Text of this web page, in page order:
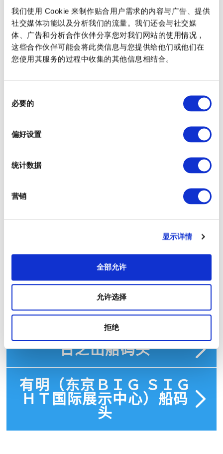
我们使用 Cookie 来制作贴合用户需求的内容与广告、提供
社交媒体功能以及分析我们的流量。我们还会与社交媒
体、广告和分析合作伙伴分享您对我们网站的使用情况，
这些合作伙伴可能会将此类信息与您提供给他们或他们在
您使用其服务的过程中收集的其他信息相结合。
必要的
偏好设置
统计数据
营销
显示详情
全部允许
允许选择
拒绝
百合海鸥号“青海站”南口徒步1分钟
东京临海高速铁道“东京电讯站”A出口徒步10分钟
URL
有售票处
以下各个码头可以乘船前往五彩城
船码头
日之出船码头
有明（东京ＢＩＧ ＳＩＧ
ＨＴ国际展示中心）船码
头